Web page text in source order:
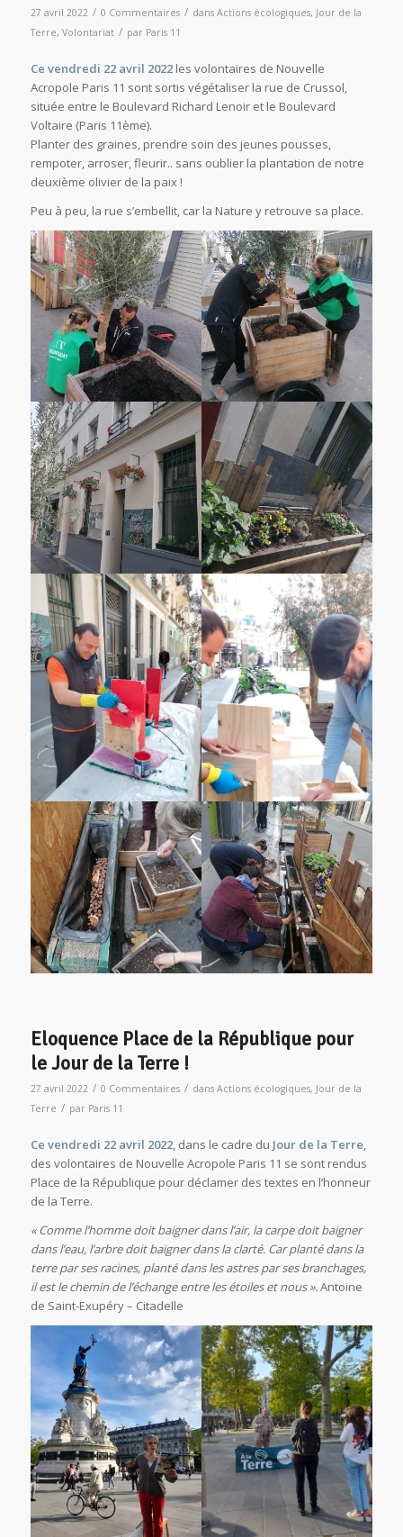
27 avril 2022 / 0 Commentaires / dans Actions écologiques, Jour de la
Terre, Volontariat / par Paris 11
Ce vendredi 22 avril 2022les volontaires de Nouvelle
Acropole Paris 11 sont sortis végétaliser la rue de Crussol,
située entre le Boulevard Richard Lenoir et le Boulevard
Voltaire (Paris 11ème).
Planter des graines, prendre soin des jeunes pousses,
rempoter, arroser, fleurir.. sans oublier la plantation de notre
deuxième olivier de la paix !
Peu à peu, la rue s’embellit, car la Nature y retrouve sa place.
Eloquence Place de la République pour
le Jour de la Terre !
27 avril 2022 / 0 Commentaires / dans Actions écologiques, Jour de la
Terre / par Paris 11
Ce vendredi 22 avril 2022, dans le cadre du Jour de la Terre,
des volontaires de Nouvelle Acropole Paris 11 se sont rendus
Place de la République pour déclamer des textes en l’honneur
de la Terre.
« Comme l’homme doit baigner dans l’air, la carpe doit baigner
dans l’eau, l’arbre doit baigner dans la clarté. Car planté dans la
terre par ses racines, planté dans les astres par ses branchages,
il est le chemin de l’échange entre les étoiles et nous ».Antoine
de Saint-Exupéry – Citadelle